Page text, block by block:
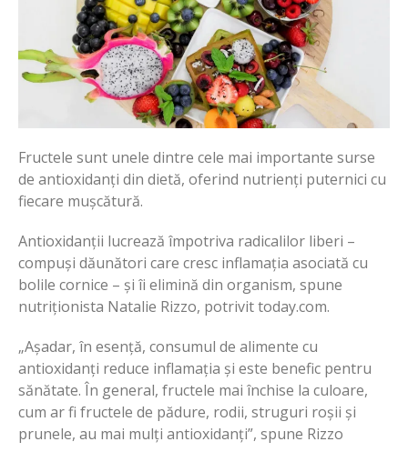
Fructele sunt unele dintre cele mai importante surse
de antioxidanți din dietă, oferind nutrienți puternici cu
fiecare mușcătură.
Antioxidanții lucrează împotriva radicalilor liberi –
compuși dăunători care cresc inflamația asociată cu
bolile cornice – și îi elimină din organism, spune
nutriționista Natalie Rizzo, potrivit today.com.
„Așadar, în esență, consumul de alimente cu
antioxidanți reduce inflamația și este benefic pentru
sănătate. În general, fructele mai închise la culoare,
cum ar fi fructele de pădure, rodii, struguri roșii și
prunele, au mai mulți antioxidanți”, spune Rizzo